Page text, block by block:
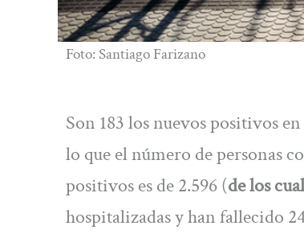
Foto: Santiago Farizano
Son 183 los nuevos positivos
lo que el número de personas
positivos es de 2.596 (de los
hospitalizadas y han fallecido